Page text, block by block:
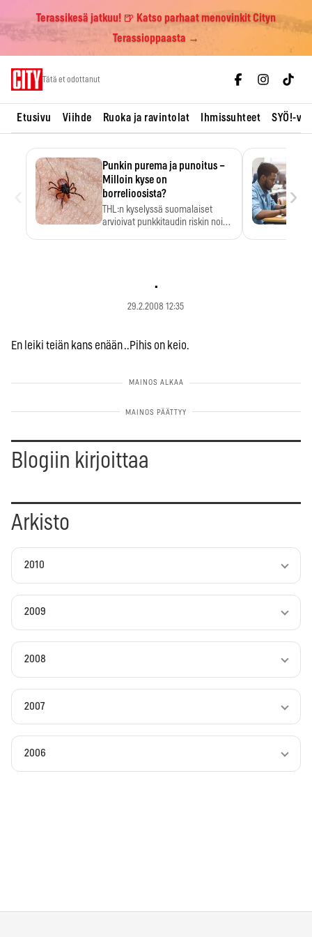
Terassikesä jatkuu! 🍺 Katso parhaat menovinkit Cityn
Terassioppaasta →
Tätä et odottanut
Etusivu Viihde Ruoka ja ravintolat Ihmissuhteet SYÖ!-
Punkin purema ja punoitus –
Milloin kyse on
borrelioosista?
THL:n kyselyssä suomalaiset
arvioivat punkkitaudin riskin noin
›
.
29.2.2008 12:35
En leiki teiän kans enään ..Pihis on keio.
Blogiin kirjoittaa
Arkisto
2010
2009
2008
2007
2006